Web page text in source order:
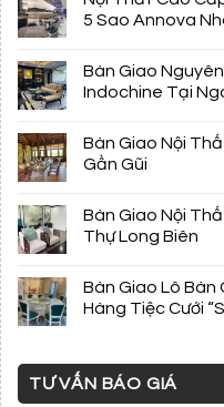
5 Sao Annova
Bàn Giao
Indochine Tại
Bàn Giao Nội
Gần Gũi
Bàn Giao Nội
Thự Long Biên
Bàn Giao Lô Bàn
Hàng Tiệc Cưới
TƯ VẤN BÁO GIÁ